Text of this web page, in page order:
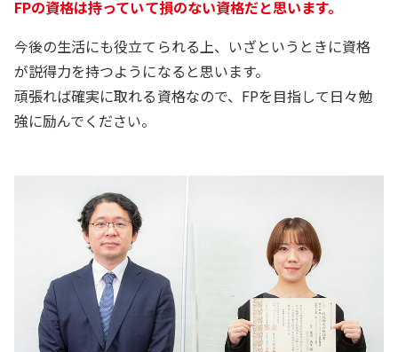
FPの資格は持っていて損のない資格だと思います。
今後の生活にも役立てられる上、いざというときに資格
が説得力を持つようになると思います。
頑張れば確実に取れる資格なので、FPを目指して日々勉
強に励んでください。